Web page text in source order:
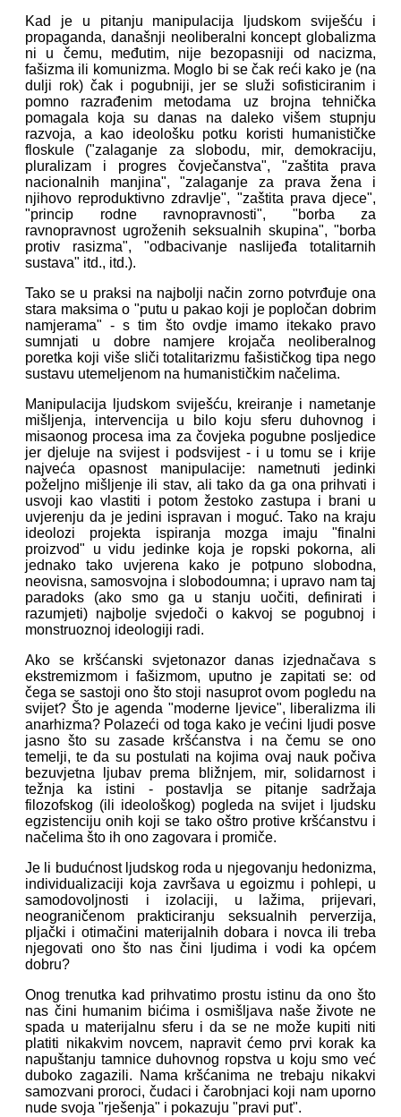
Kad je u pitanju manipulacija ljudskom sviješću i
propaganda, današnji neoliberalni koncept globalizma
ni u čemu, međutim, nije bezopasniji od nacizma,
fašizma ili komunizma. Moglo bi se čak reći kako je (na
dulji rok) čak i pogubniji, jer se služi sofisticiranim i
pomno razrađenim metodama uz brojna tehnička
pomagala koja su danas na daleko višem stupnju
razvoja, a kao ideološku potku koristi humanističke
floskule ("zalaganje za slobodu, mir, demokraciju,
pluralizam i progres čovječanstva", "zaštita prava
nacionalnih manjina", "zalaganje za prava žena i
njihovo reproduktivno zdravlje", "zaštita prava djece",
"princip rodne ravnopravnosti", "borba za
ravnopravnost ugroženih seksualnih skupina", "borba
protiv rasizma", "odbacivanje naslijeđa totalitarnih
sustava" itd., itd.).
Tako se u praksi na najbolji način zorno potvrđuje ona
stara maksima o "putu u pakao koji je popločan dobrim
namjerama" - s tim što ovdje imamo itekako pravo
sumnjati u dobre namjere krojača neoliberalnog
poretka koji više sliči totalitarizmu fašističkog tipa nego
sustavu utemeljenom na humanističkim načelima.
Manipulacija ljudskom sviješću, kreiranje i nametanje
mišljenja, intervencija u bilo koju sferu duhovnog i
misaonog procesa ima za čovjeka pogubne posljedice
jer djeluje na svijest i podsvijest - i u tomu se i krije
najveća opasnost manipulacije: nametnuti jedinki
poželjno mišljenje ili stav, ali tako da ga ona prihvati i
usvoji kao vlastiti i potom žestoko zastupa i brani u
uvjerenju da je jedini ispravan i moguć. Tako na kraju
ideolozi projekta ispiranja mozga imaju "finalni
proizvod" u vidu jedinke koja je ropski pokorna, ali
jednako tako uvjerena kako je potpuno slobodna,
neovisna, samosvojna i slobodoumna; i upravo nam taj
paradoks (ako smo ga u stanju uočiti, definirati i
razumjeti) najbolje svjedoči o kakvoj se pogubnoj i
monstruoznoj ideologiji radi.
Ako se kršćanski svjetonazor danas izjednačava s
ekstremizmom i fašizmom, uputno je zapitati se: od
čega se sastoji ono što stoji nasuprot ovom pogledu na
svijet? Što je agenda "moderne ljevice", liberalizma ili
anarhizma? Polazeći od toga kako je većini ljudi posve
jasno što su zasade kršćanstva i na čemu se ono
temelji, te da su postulati na kojima ovaj nauk počiva
bezuvjetna ljubav prema bližnjem, mir, solidarnost i
težnja ka istini - postavlja se pitanje sadržaja
filozofskog (ili ideološkog) pogleda na svijet i ljudsku
egzistenciju onih koji se tako oštro protive kršćanstvu i
načelima što ih ono zagovara i promiče.
Je li budućnost ljudskog roda u njegovanju hedonizma,
individualizaciji koja završava u egoizmu i pohlepi, u
samodovoljnosti i izolaciji, u lažima, prijevari,
neograničenom prakticiranju seksualnih perverzija,
pljački i otimačini materijalnih dobara i novca ili treba
njegovati ono što nas čini ljudima i vodi ka općem
dobru?
Onog trenutka kad prihvatimo prostu istinu da ono što
nas čini humanim bićima i osmišljava naše živote ne
spada u materijalnu sferu i da se ne može kupiti niti
platiti nikakvim novcem, napravit ćemo prvi korak ka
napuštanju tamnice duhovnog ropstva u koju smo već
duboko zagazili. Nama kršćanima ne trebaju nikakvi
samozvani proroci, čudaci i čarobnjaci koji nam uporno
nude svoja "rješenja" i pokazuju "pravi put".